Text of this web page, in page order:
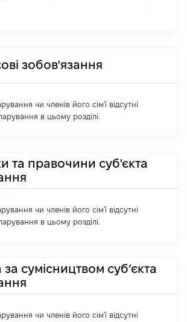
зобов'язання
чи членів його сім'ї відсутні
в цьому розділі.
та правочини суб'єкта
чи членів його сім'ї відсутні
в цьому розділі.
за сумісництвом суб’єкта
чи членів його сім'ї відсутні